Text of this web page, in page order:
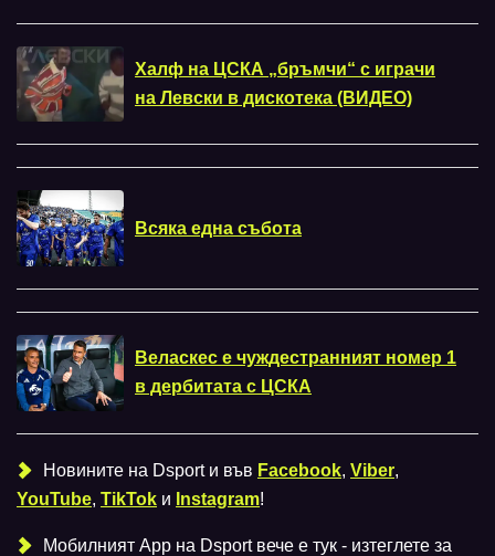
Халф на ЦСКА „бръмчи“ с играчи
на Левски в дискотека (ВИДЕО)
Всяка една събота
Веласкес е чуждестранният номер 1
в дербитата с ЦСКА
Новините на Dsport и във Facebook, Viber,
YouTube, TikTok и Instagram!
Мобилният Аpp на Dsport вече е тук - изтеглете за